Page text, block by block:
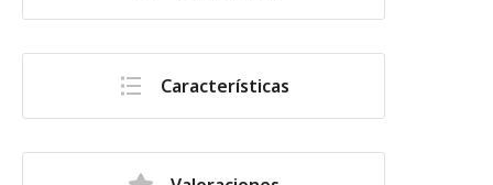
Características